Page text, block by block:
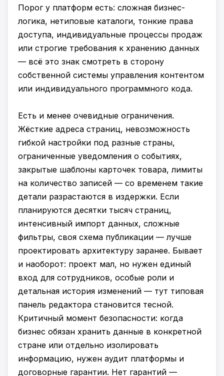
Порог у платформ есть: сложная бизнес-
логика, нетиповые каталоги, тонкие права
доступа, индивидуальные процессы продаж
или строгие требования к хранению данных
— всё это знак смотреть в сторону
собственной системы управления контентом
или индивидуального программного кода.
Есть и менее очевидные ограничения.
Жёсткие адреса страниц, невозможность
гибкой настройки под разные страны,
ограниченные уведомления о событиях,
закрытые шаблоны карточек товара, лимиты
на количество записей — со временем такие
детали разрастаются в издержки. Если
планируются десятки тысяч страниц,
интенсивный импорт данных, сложные
фильтры, своя схема публикации — лучше
проектировать архитектуру заранее. Бывает
и наоборот: проект мал, но нужен единый
вход для сотрудников, особые роли и
детальная история изменений — тут типовая
панель редактора становится тесной.
Критичный момент безопасности: когда
бизнес обязан хранить данные в конкретной
стране или отдельно изолировать
информацию, нужен аудит платформы и
договорные гарантии. Нет гарантий —